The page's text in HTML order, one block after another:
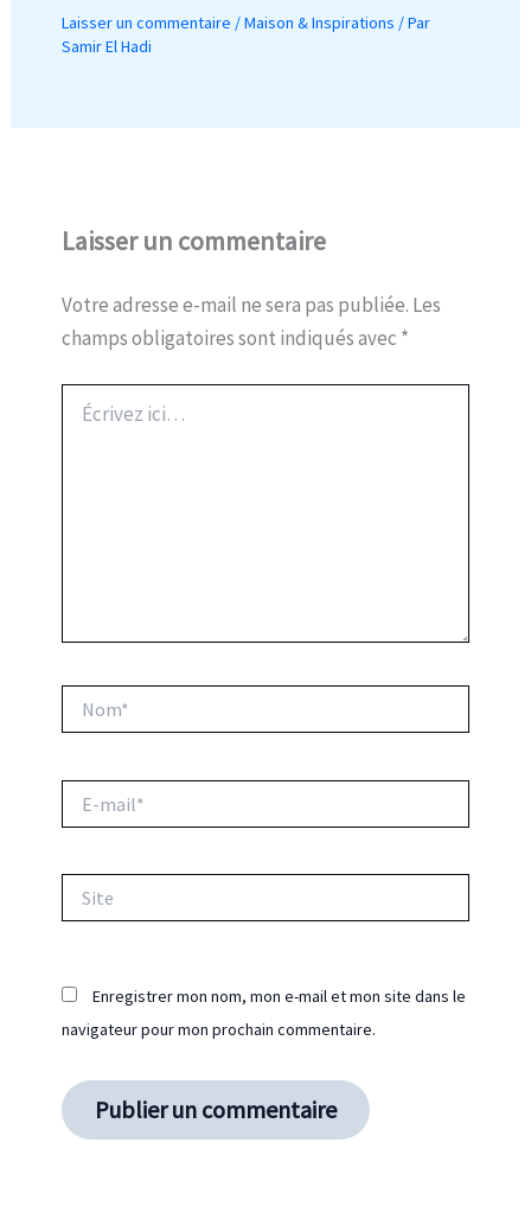
Laisser un commentaire /Maison & Inspirations / Par
Samir El Hadi
Laisser un commentaire
Votre adresse e-mail ne sera pas publiée. Les
champs obligatoires sont indiqués avec *
ici…
mail*
Enregistrer mon nom, mon e-mail et mon site dans le
navigateur pour mon prochain commentaire.